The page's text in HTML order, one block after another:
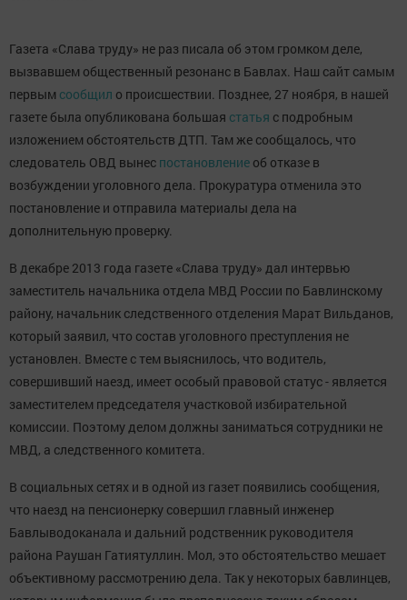
Газета «Слава труду» не раз писала об этом громком деле,
вызвавшем общественный резонанс в Бавлах. Наш сайт самым
первым сообщил о происшествии. Позднее, 27 ноября, в нашей
газете была опубликована большая статья с подробным
изложением обстоятельств ДТП. Там же сообщалось, что
следователь ОВД вынес постановление об отказе в
возбуждении уголовного дела. Прокуратура отменила это
постановление и отправила материалы дела на
дополнительную проверку.
В декабре 2013 года газете «Слава труду» дал интервью
заместитель начальника отдела МВД России по Бавлинскому
району, начальник следственного отделения Марат Вильданов,
который заявил, что состав уголовного преступления не
установлен. Вместе с тем выяснилось, что водитель,
совершивший наезд, имеет особый правовой статус - является
заместителем председателя участковой избирательной
комиссии. Поэтому делом должны заниматься сотрудники не
МВД, а следственного комитета.
В социальных сетях и в одной из газет появились сообщения,
что наезд на пенсионерку совершил главный инженер
Бавлыводоканала и дальний родственник руководителя
района Раушан Гатиятуллин. Мол, это обстоятельство мешает
объективному рассмотрению дела. Так у некоторых бавлинцев,